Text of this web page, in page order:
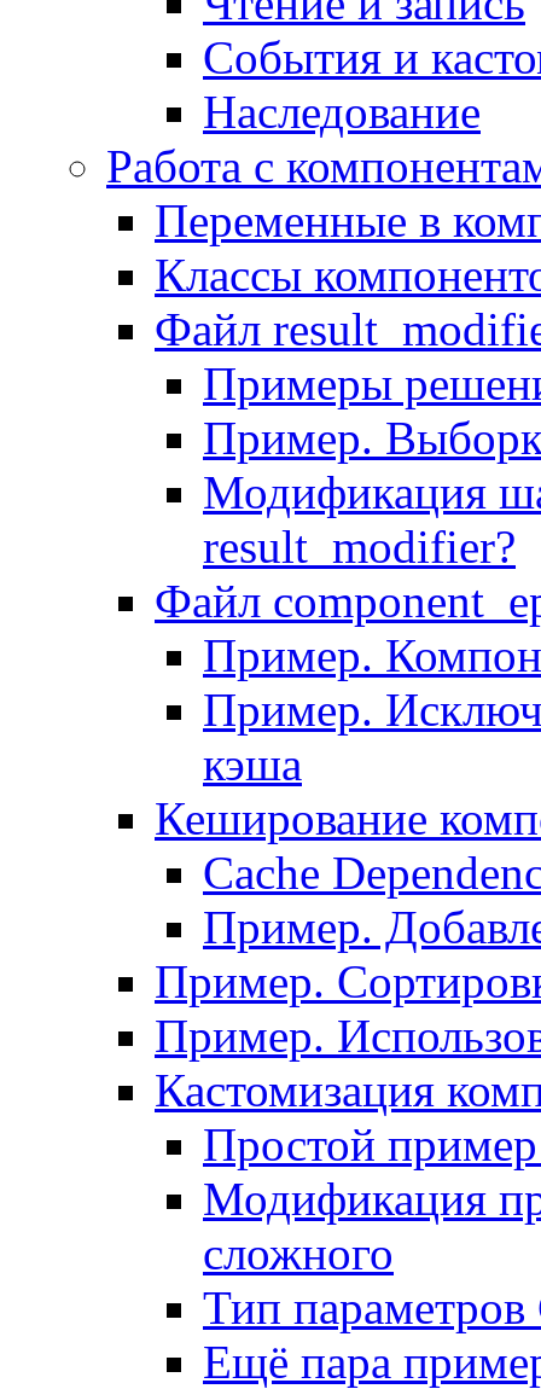
События и
Наследование
Работа с
Переменные в
Классы
Файл
Примеры
Пример.
Модификация
result_modifier?
Файл
Пример.
Пример.
кэша
Кеширование
Сache
Пример.
Пример.
Пример.
Кастомизация
Простой
Модификация
сложного
Тип
Ещё пара